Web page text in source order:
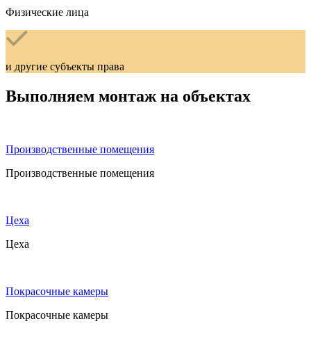
Физические лица
и другие субъекты права
Выполняем монтаж на объектах
Производственные помещения
Производственные помещения
Цеха
Цеха
Покрасочные камеры
Покрасочные камеры